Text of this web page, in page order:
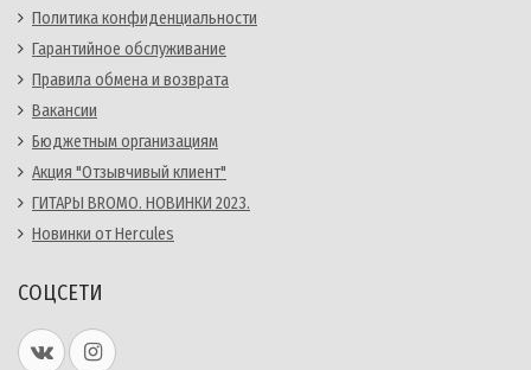
Политика конфиденциальности
Гарантийное обслуживание
Правила обмена и возврата
Вакансии
Бюджетным организациям
Акция "Отзывчивый клиент"
ГИТАРЫ BROMO. НОВИНКИ 2023.
Новинки от Hercules
СОЦСЕТИ